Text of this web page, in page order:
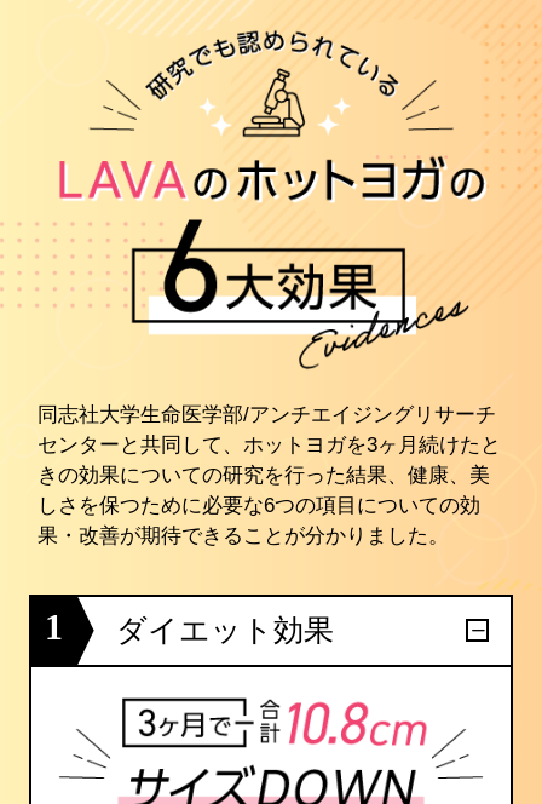
同志社大学生命医学部/アンチエイジングリサーチ
センターと共同して、ホットヨガを3ヶ月続けたと
きの効果についての研究を行った結果、健康、美
しさを保つために必要な6つの項目についての効
果・改善が期待できることが分かりました。
1 ダイエット効果